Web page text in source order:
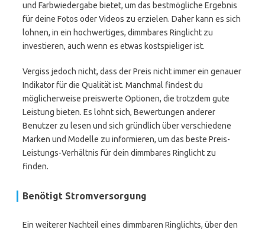
und Farbwiedergabe bietet, um das bestmögliche Ergebnis
für deine Fotos oder Videos zu erzielen. Daher kann es sich
lohnen, in ein hochwertiges, dimmbares Ringlicht zu
investieren, auch wenn es etwas kostspieliger ist.
Vergiss jedoch nicht, dass der Preis nicht immer ein genauer
Indikator für die Qualität ist. Manchmal findest du
möglicherweise preiswerte Optionen, die trotzdem gute
Leistung bieten. Es lohnt sich, Bewertungen anderer
Benutzer zu lesen und sich gründlich über verschiedene
Marken und Modelle zu informieren, um das beste Preis-
Leistungs-Verhältnis für dein dimmbares Ringlicht zu
finden.
Benötigt Stromversorgung
Ein weiterer Nachteil eines dimmbaren Ringlichts, über den